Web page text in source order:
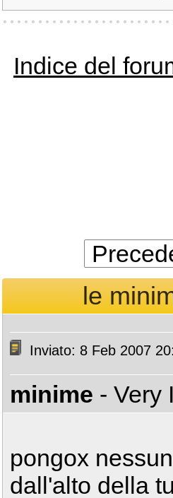
Indice del
le
Inviato: 8 Feb 2007
minime - Very
pongox
dall'alto della